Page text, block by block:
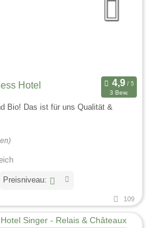
Hotel
3 Bew.
Bio! Das ist für uns Qualität &
Preisniveau:
109